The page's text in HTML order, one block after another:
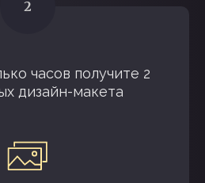
часов получите 2
дизайн-макета